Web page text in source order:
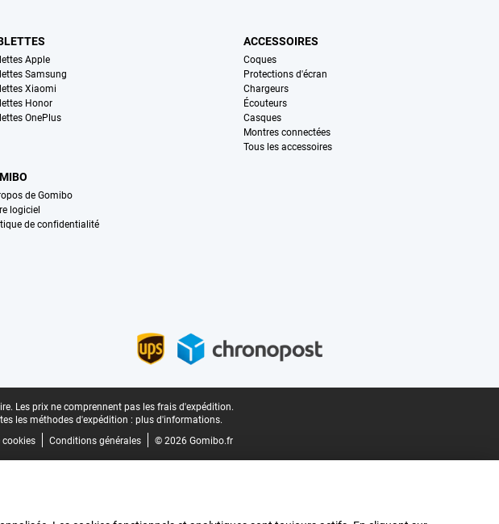
Apple
Samsung
Xiaomi
Honor
OnePlus
ACCESSOIRES
Coques
Protections d'écran
Chargeurs
Écouteurs
Casques
Montres connectées
Tous les accessoires
de Gomibo
logiciel
de confidentialité
Les prix ne comprennent pas les frais d'expédition.
les méthodes d'expédition : plus d'informations.
cookies Conditions générales © 2026 Gomibo.fr